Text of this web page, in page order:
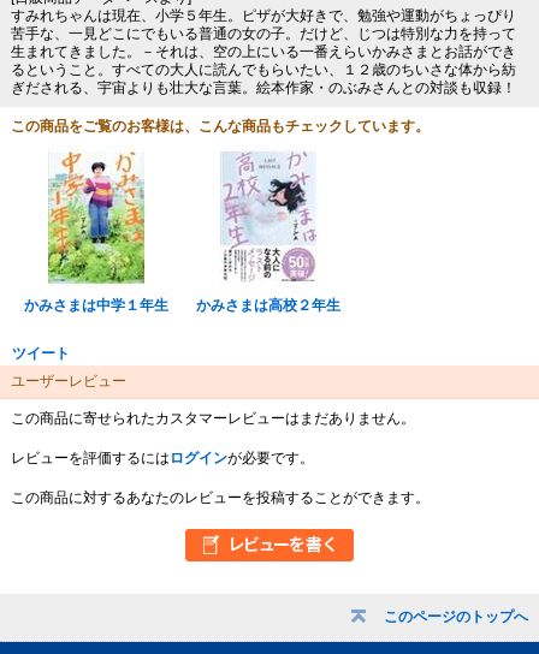
このページのトップへ
すみれちゃんは現在、小学５年生。ピザが大好きで、勉強や運動がちょっぴり
苦手な、一見どこにでもいる普通の女の子。だけど、じつは特別な力を持って
生まれてきました。－それは、空の上にいる一番えらいかみさまとお話ができ
るということ。すべての大人に読んでもらいたい、１２歳のちいさな体から紡
ぎだされる、宇宙よりも壮大な言葉。絵本作家・のぶみさんとの対談も収録！
この商品をご覧のお客様は、こんな商品もチェックしています。
かみさまは中学１年生 かみさまは高校２年生
ツイート
ユーザーレビュー
この商品に寄せられたカスタマーレビューはまだありません。
レビューを評価するには ログインが必要です。
この商品に対するあなたのレビューを投稿することができます。